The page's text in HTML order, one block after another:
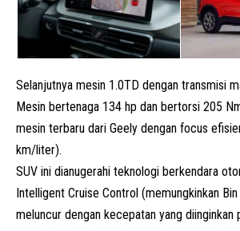
Selanjutnya mesin 1.0TD dengan transmisi
Mesin bertenaga 134 hp dan bertorsi 205
mesin terbaru dari Geely dengan focus
km/liter).
SUV ini dianugerahi teknologi berkendara
Intelligent Cruise Control (memungkinkan
meluncur dengan kecepatan yang diinginkan